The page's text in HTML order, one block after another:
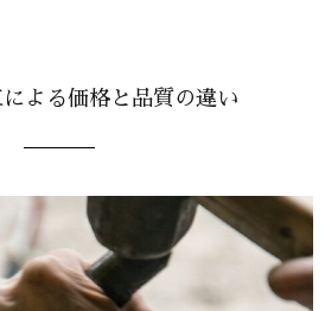
よる価格と品質の違い